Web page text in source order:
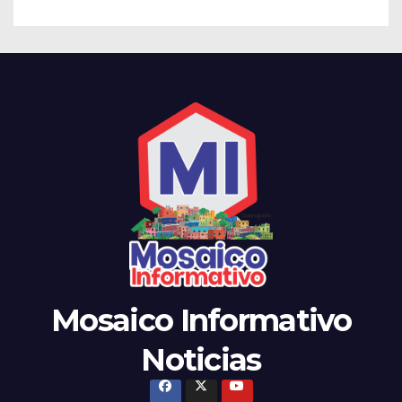
Mosaico Informativo
Noticias